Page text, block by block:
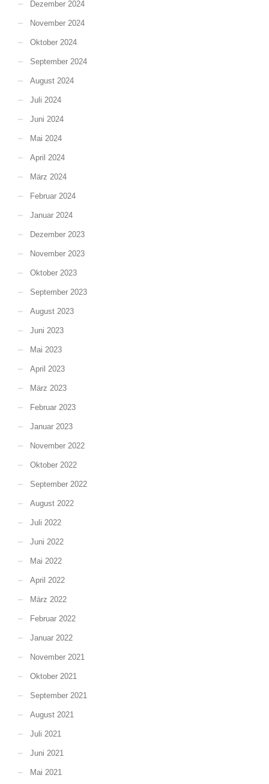
Dezember 2024
November 2024
Oktober 2024
September 2024
August 2024
Juli 2024
Juni 2024
Mai 2024
April 2024
März 2024
Februar 2024
Januar 2024
Dezember 2023
November 2023
Oktober 2023
September 2023
August 2023
Juni 2023
Mai 2023
April 2023
März 2023
Februar 2023
Januar 2023
November 2022
Oktober 2022
September 2022
August 2022
Juli 2022
Juni 2022
Mai 2022
April 2022
März 2022
Februar 2022
Januar 2022
November 2021
Oktober 2021
September 2021
August 2021
Juli 2021
Juni 2021
Mai 2021